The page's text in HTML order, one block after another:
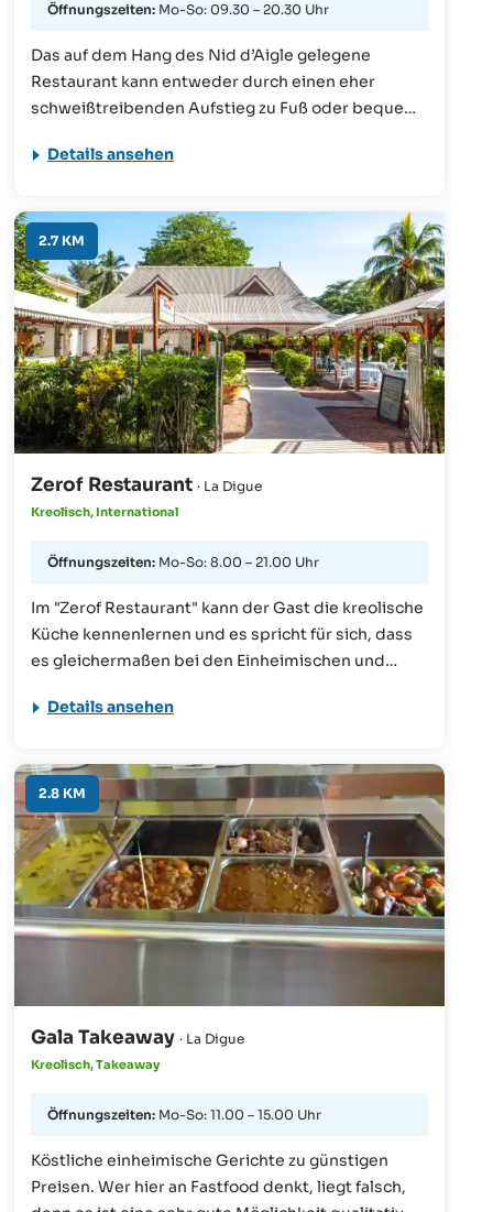
Öffnungszeiten: Mo-So: 09.30 – 20.30 Uhr
Das auf dem Hang des Nid d’Aigle gelegene
Restaurant kann entweder durch einen eher
schweißtreibenden Aufstieg zu Fuß oder bequem
werden. Beliebt ist der Besuch vor allem zum
einzigartig. Wer hierzu gerne vom Restaurant
abgeholt und auch wieder zurückgebracht werden
will, dem empfiehlt sich eine vorherige
Reservierung. Gegen 17:00 Uhr wird man dann
direkt in der Unterkunft abgeholt und zusammen
mit anderen Touristen zum Restaurant gefahren.
Das 3-Gänge-Menü inklusive Transfer kostet ca.
500 SCR pro Person (ohne Getränke). In jedem Fall
ist für den Rückweg ein Taxi zu raten, denn der
steile Weg nach unten kann nach Einbruch der
Dunkelheit gefährlich sein.
Details ansehen
2.7 KM
Zerof Restaurant · La Digue
Kreolisch, International
Öffnungszeiten: Mo-So: 8.00 – 21.00 Uhr
Im "Zerof Restaurant" kann der Gast die kreolische
Küche kennenlernen und es spricht für sich, dass
es gleichermaßen bei den Einheimischen und
wechselnden Menüs spiegeln sich die
Details ansehen
2.8 KM
Gala Takeaway · La Digue
Kreolisch, Takeaway
Öffnungszeiten: Mo-So: 11.00 – 15.00 Uhr
Köstliche einheimische Gerichte zu günstigen
Preisen. Wer hier an Fastfood denkt, liegt falsch,